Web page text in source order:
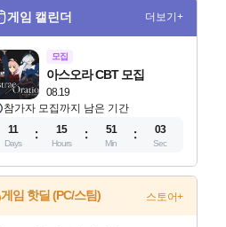
게임 캘린더 더보기+
모집
08.19
아스오라 CBT 모집
참가자 모집까지 남은 기간
11
Days
15
Hours
51
Min
02
Sec
게임 핫딜 (PC/스팀) 스토어+